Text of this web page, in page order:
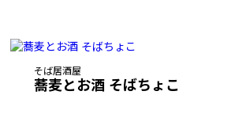
そば居酒屋
蕎麦とお酒 そばちょこ